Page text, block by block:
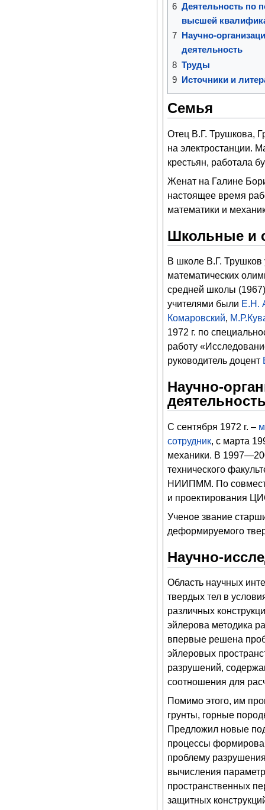
6 Деятельность по
высшей
7 Научно-
деятельность
8 Труды
9 Источники и
Семья
Отец В.Г. Трушкова,
на электростанции.
крестьян, работала
Женат на Галине
настоящее время
математики и
Школьные и
В школе В.Г. Трушков
математических
средней школы
учителями были Е.Н.
Комаровский,
1972 г. по
работу
руководитель доцент
Научно-
С сентября 1972 г. –
сотрудник, с марта
механики. В
технического
НИИПММ. По
и проектирования
Ученое звание
деформируемого
Научно-
Область научных
твердых тел в
различных
эйлерова методика
впервые решена
эйлеровых
разрушений,
соотношения для
Помимо этого, им
грунты, горные
Предложил новые
процессы
проблему
вычисления
пространственных
защитных